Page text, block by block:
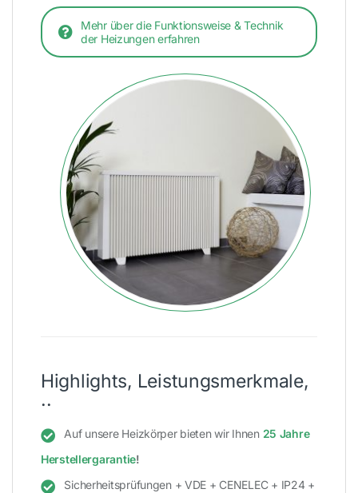
Mehr über die Funktionsweise & Technik
der Heizungen erfahren
Highlights, Leistungsmerkmale,
..
Auf unsere Heizkörper bieten wir Ihnen 25 Jahre
Herstellergarantie!
Sicherheitsprüfungen + VDE + CENELEC + IP24 +